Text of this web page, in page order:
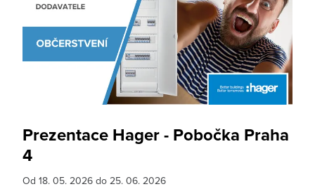
Prezentace Hager - Pobočka Praha
4
Od 18. 05. 2026 do 25. 06. 2026